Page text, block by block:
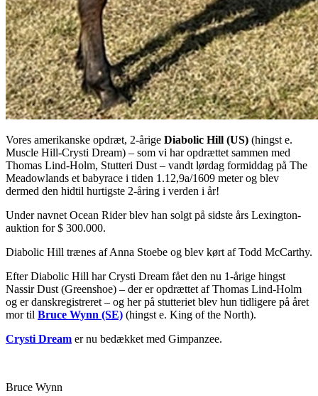
Vores amerikanske opdræt, 2-årige Diabolic Hill (US) (hingst e.
Muscle Hill-Crysti Dream) – som vi har opdrættet sammen med
Thomas Lind-Holm, Stutteri Dust – vandt lørdag formiddag på The
Meadowlands et babyrace i tiden 1.12,9a/1609 meter og blev
dermed den hidtil hurtigste 2-åring i verden i år!
Under navnet Ocean Rider blev han solgt på sidste års Lexington-
auktion for $ 300.000.
Diabolic Hill trænes af Anna Stoebe og blev kørt af Todd McCarthy.
Efter Diabolic Hill har Crysti Dream fået den nu 1-årige hingst
Nassir Dust (Greenshoe) – der er opdrættet af Thomas Lind-Holm
og er danskregistreret – og her på stutteriet blev hun tidligere på året
mor til Bruce Wynn (SE) (hingst e. King of the North).
Crysti Dream er nu bedækket med Gimpanzee.
Bruce Wynn